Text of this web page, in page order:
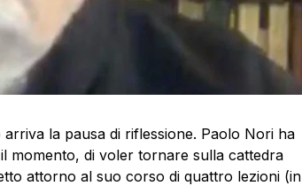
la pausa di riflessione. Paolo Nori ha
momento, di voler tornare sulla cattedra
attorno al suo corso di quattro lezioni (in